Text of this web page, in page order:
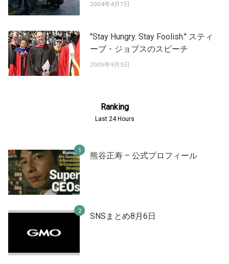
2004年4月7日
"Stay Hungry. Stay Foolish." スティ
ーブ・ジョブスのスピーチ
2005年9月3日
Ranking
Last 24 Hours
熊谷正寿 – 公式プロフィール
SNSまとめ8月6日